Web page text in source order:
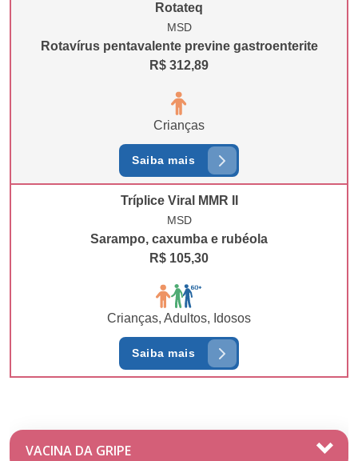
Rotateq
MSD
Rotavírus pentavalente previne gastroenterite
R$ 312,89
Crianças
Saiba mais
Tríplice Viral MMR II
MSD
Sarampo, caxumba e rubéola
R$ 105,30
Crianças, Adultos, Idosos
Saiba mais
VACINA DA GRIPE